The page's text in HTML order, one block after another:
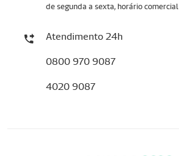
de segunda a sexta, horário comercial
Atendimento 24h
0800 970 9087
4020 9087